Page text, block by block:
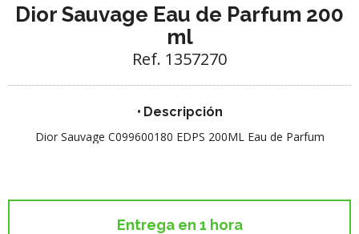
Dior Sauvage Eau de Parfum 200
ml
Ref. 1357270
Descripción
Dior Sauvage C099600180 EDPS 200ML Eau de Parfum
Entrega en 1 hora